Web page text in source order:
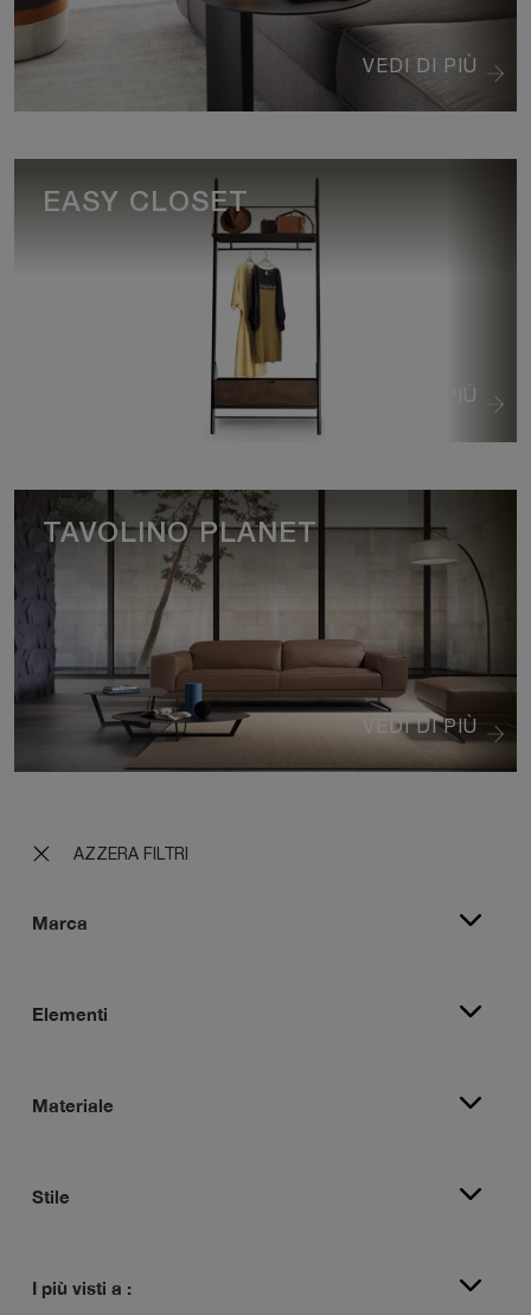
AZZERA FILTRI
Marca
Elementi
Materiale
Stile
I più visti a :
VEDI DI PIÙ
VEDI DI PIÙ
EASY CLOSET
VEDI DI PIÙ
TAVOLINO PLANET